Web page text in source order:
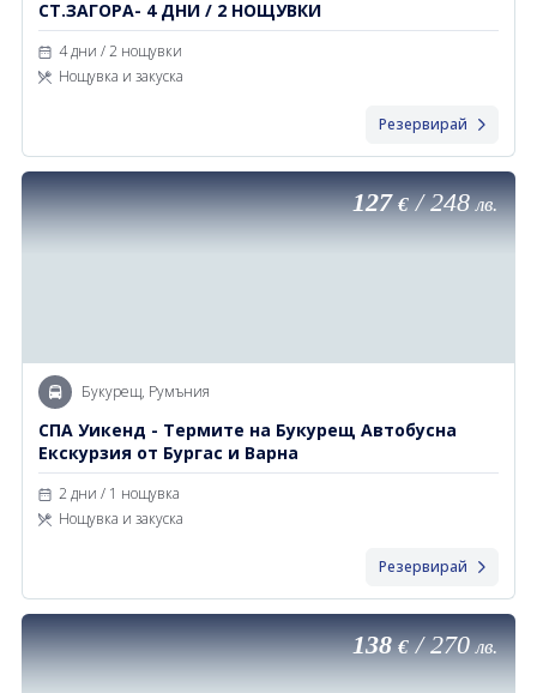
СТ.ЗАГОРА- 4 ДНИ / 2 НОЩУВКИ
4 дни / 2 нощувки
Нощувка и закуска
Резервирай
127 €/248 лв.
Букурещ, Румъния
СПА Уикенд - Термите на Букурещ Автобусна
Екскурзия от Бургас и Варна
2 дни / 1 нощувка
Нощувка и закуска
Резервирай
138 €/270 лв.